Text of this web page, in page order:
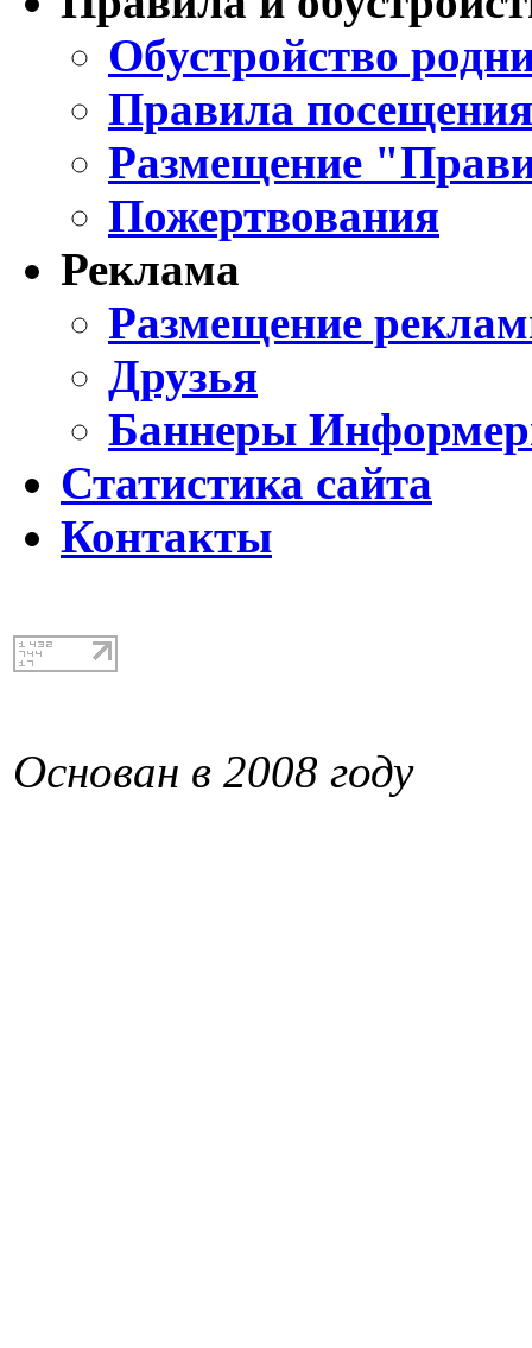
Обустройство
Правила
Размещение
Пожертвования
Реклама
Размещение
Друзья
Баннеры
Статистика сайта
Контакты
Основан в 2008 году